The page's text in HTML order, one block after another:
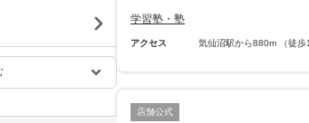
学習塾・塾
アクセス 気仙沼駅から880m （徒歩
店舗公式